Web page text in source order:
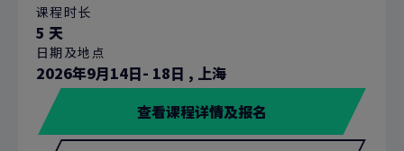
课程时长
5 天
日期及地点
2026年9月14日- 18日 , 上海
查看课程详情及报名